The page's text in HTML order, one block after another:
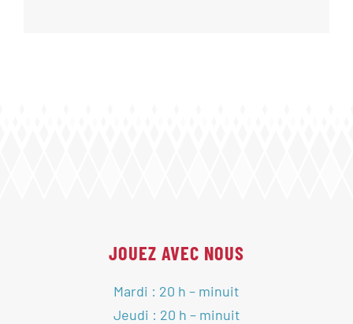
JOUEZ AVEC NOUS
Mardi : 20 h – minuit
Jeudi : 20 h – minuit